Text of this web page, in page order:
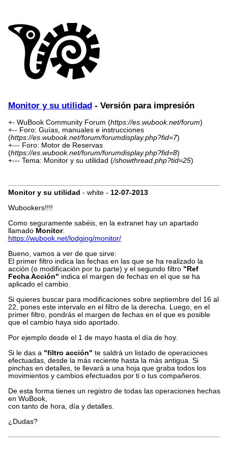
Monitor y su utilidad- Versión para impresión
+- WuBook Community Forum (https://es.wubook.net/forum)
+-- Foro: Guías, manuales e instrucciones
(https://es.wubook.net/forum/forumdisplay.php?fid=7)
+--- Foro: Motor de Reservas
(https://es.wubook.net/forum/forumdisplay.php?fid=8)
+--- Tema: Monitor y su utilidad (/showthread.php?tid=25)
Monitor y su utilidad - white - 12-07-2013
Wubookers!!!!
Como seguramente sabéis, en la extranet hay un apartado
llamado Monitor:
https://wubook.net/lodging/monitor/
Bueno, vamos a ver de que sirve:
El primer filtro indica las fechas en las que se ha realizado la
acción (o modificación por tu parte) y el segundo filtro "Ref
Fecha Acción" indica el margen de fechas en el que se ha
aplicado el cambio.
Si quieres buscar para modificaciones sobre septiembre del 16 al
22, pones este intervalo en el filtro de la derecha. Luego, en el
primer filtro, pondrás el margen de fechas en el que es posible
que el cambio haya sido aportado.
Por ejemplo desde el 1 de mayo hasta el día de hoy.
Si le das a "filtro acción" te saldrá un listado de operaciones
efectuadas, desde la más reciente hasta la más antigua. Si
pinchas en detalles, te llevará a una hoja que graba todos los
movimientos y cambios efectuados por ti o tus compañeros.
De esta forma tienes un registro de todas las operaciones hechas
en WuBook,
con tanto de hora, día y detalles.
¿Dudas?